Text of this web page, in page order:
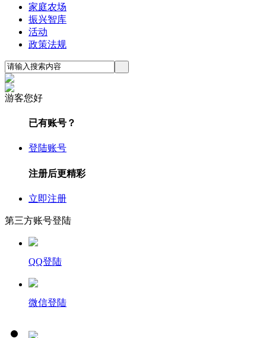
家庭农场
振兴智库
活动
政策法规
游客您好
已有账号？
登陆账号
注册后更精彩
立即注册
第三方账号登陆
QQ登陆
微信登陆